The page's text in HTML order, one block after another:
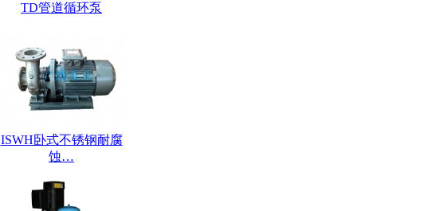
TD管道循环泵
ISWH卧式不锈钢耐腐
蚀…